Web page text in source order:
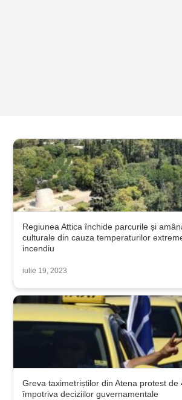
Regiunea Attica închide parcurile și
culturale din cauza temperaturilor
incendiu
iulie 19, 2023
Greva taximetriștilor din Atena protest de
împotriva deciziilor guvernamentale